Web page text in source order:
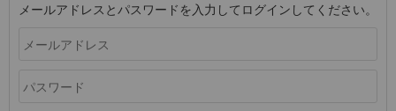
メールアドレスとパスワードを入力してログインしてください。